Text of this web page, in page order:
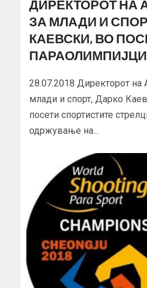
ДИРЕКТОРОТ НА
ЗА МЛАДИ И
КАЕВСКИ, ВО
28.07.2018 Директорот на
млади и спорт, Дарко
посети спортистите
одржување на...